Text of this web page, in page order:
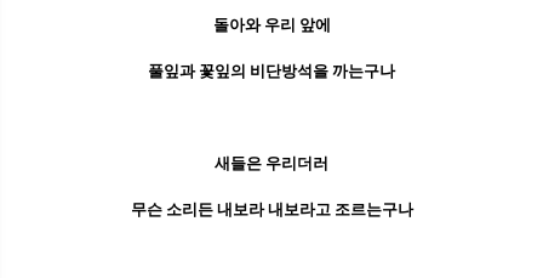
돌아와 우리 앞에
풀잎과 꽃잎의 비단방석을 까는구나
새들은 우리더러
무슨 소리든 내보라 내보라고 조르는구나